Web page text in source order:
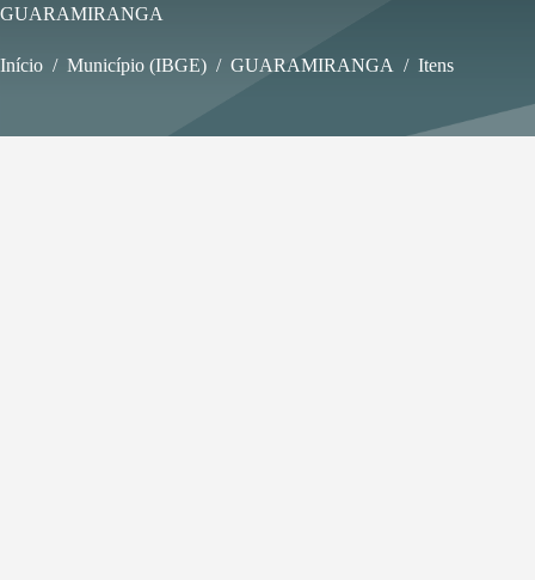
GUARAMIRANGA
Início / Município (IBGE) / GUARAMIRANGA / Itens